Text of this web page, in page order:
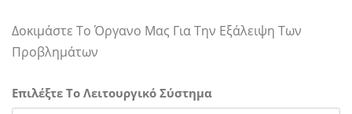
Δοκιμάστε Το Όργανο Μας Για Την Εξάλειψη Των
Προβλημάτων
Επιλέξτε Το Λειτουργικό Σύστημα